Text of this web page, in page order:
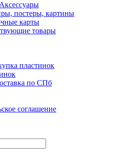
постеры, картины
карты
товары
пластинок
по СПб
соглашение